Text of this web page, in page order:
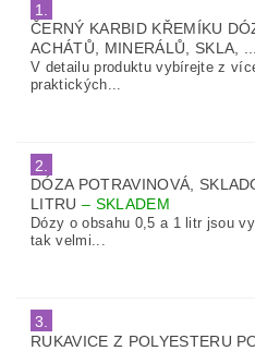
1.
ČERNÝ KARBID KŘEMÍKU
ACHÁTŮ, MINERÁLŮ, SKLA,
V detailu produktu vybírejte z
praktických...
2.
DÓZA POTRAVINOVÁ,
LITRU– SKLADEM
Dózy o obsahu 0,5 a 1 litr jsou
tak velmi...
3.
RUKAVICE Z POLYESTERU